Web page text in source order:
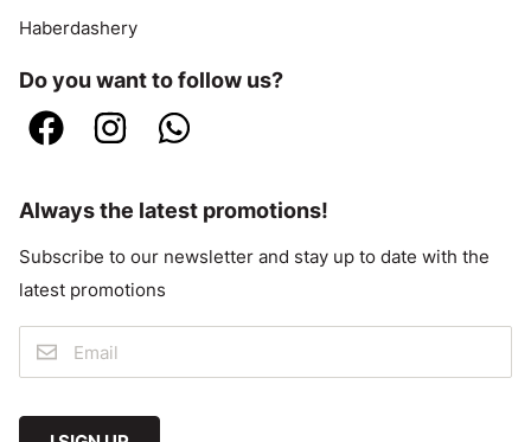
Haberdashery
Do you want to follow us?
Always the latest promotions!
Subscribe to our newsletter and stay up to date with the
latest promotions